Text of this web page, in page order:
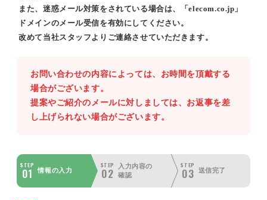
また、迷惑メール対策をされている場合は、「elecom.co.jp」
ドメインのメール受信を有効にしてください。
改めて当社スタッフよりご連絡させていただきます。
お問い合わせの内容によっては、お時間を頂戴する
場合がございます。
提案やご紹介のメールに対しましては、お返事を差
し上げられない場合がございます。
STEP
01 情報の入力
STEP
02
入力内容の
確認
STEP
03 送信完了